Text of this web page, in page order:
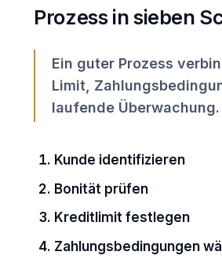
Prozess in sieben
Ein guter Prozess
Limit,
laufende Überwachung.
Kunde identifizieren
Bonität prüfen
Kreditlimit festlegen
Zahlungsbedingungen